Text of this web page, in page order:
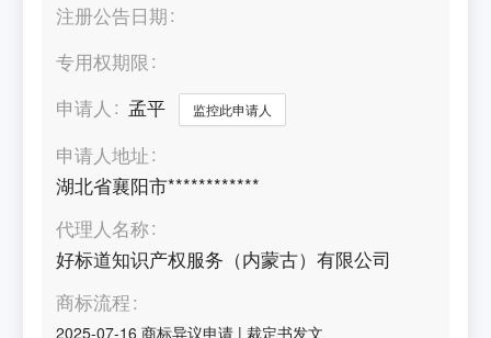
注册公告日期
专用权期限
申请人
孟平 监控此申请人
申请人地址
湖北省襄阳市************
代理人名称
好标道知识产权服务（内蒙古）有限公司
商标流程
2025-07-16 商标异议申请 |裁定书发文